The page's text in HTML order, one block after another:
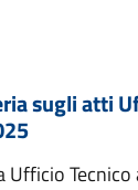
sugli atti
Ufficio